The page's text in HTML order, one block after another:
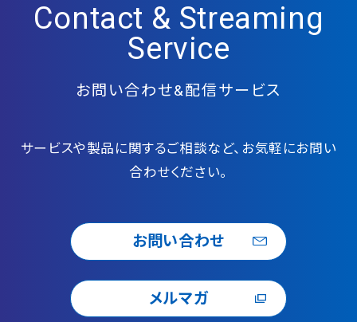
Contact & Streaming
Service
お問い合わせ&配信サービス
サービスや製品に関するご相談など、お気軽にお問い
合わせください。
お問い合わせ
メルマガ